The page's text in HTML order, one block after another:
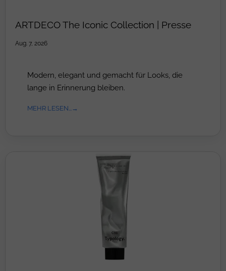
ARTDECO The Iconic Collection | Presse
Aug. 7, 2026
Modern, elegant und gemacht für Looks, die
lange in Erinnerung bleiben.
MEHR LESEN...